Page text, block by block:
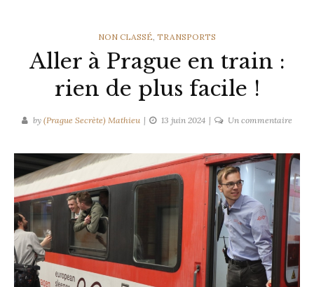
CATEGORIES
NON CLASSÉ, TRANSPORTS
Aller à Prague en train :
rien de plus facile !
by (Prague Secrète) Mathieu 13 juin 2024 Un commentaire
en
train
:
de
plus
facile